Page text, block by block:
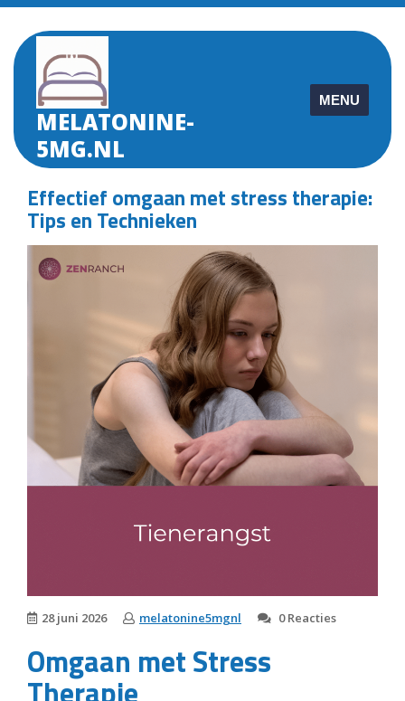
Skip
content
MELATONINE-
5MG.NL
MENU
Effectief omgaan met stress therapie:
Tips en Technieken
28 juni 2026 melatonine5mgnl 0 Reacties
Omgaan met Stress